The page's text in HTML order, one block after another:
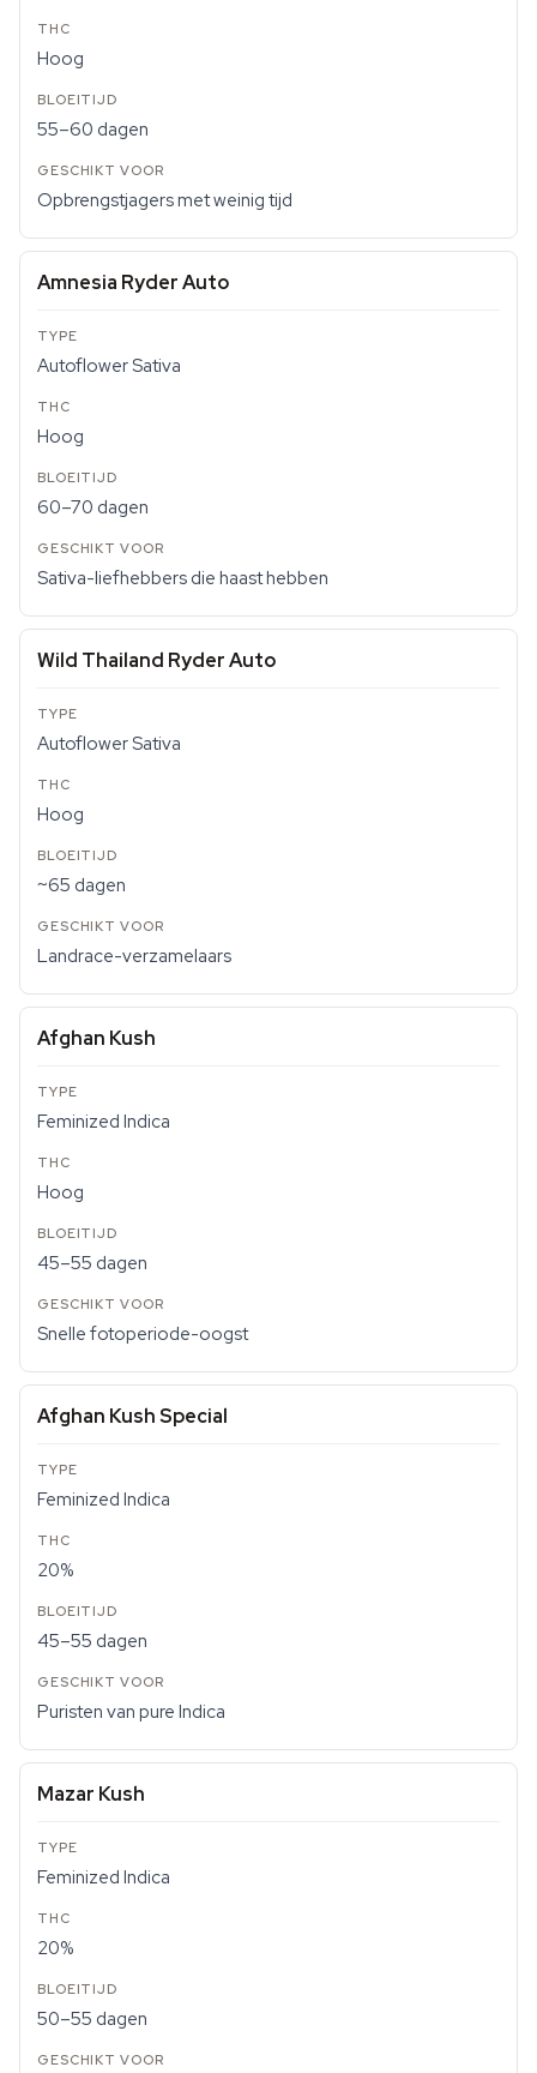
Hoog
55–60 dagen
Opbrengstjagers met weinig tijd
Amnesia Ryder Auto
Autoflower Sativa
Hoog
60–70 dagen
Sativa-liefhebbers die haast hebben
Wild Thailand Ryder Auto
Autoflower Sativa
Hoog
~65 dagen
Landrace-verzamelaars
Afghan Kush
Feminized Indica
Hoog
45–55 dagen
Snelle fotoperiode-oogst
Afghan Kush Special
Feminized Indica
20%
45–55 dagen
Puristen van pure Indica
Mazar Kush
Feminized Indica
20%
50–55 dagen